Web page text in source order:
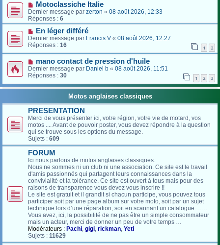
Motoclassiche Italie
Dernier message par zerton « 08 août 2026, 12:33
Réponses : 6
En léger différé
Dernier message par Francis V « 08 août 2026, 12:27
Réponses : 16 1 2
mano contact de pression d'huile
Dernier message par Daniel b « 08 août 2026, 11:51
Réponses : 30 1 2 3
Motos anglaises classiques
PRESENTATION
Merci de vous présenter ici, votre région, votre vie de motard, vos
motos .... Avant de pouvoir poster, vous devez répondre à la question
qui se trouve sous les options du message.
Sujets : 609
FORUM
Ici nous parlons de motos anglaises classiques.
Nous ne sommes ni un club ni une association. Ce site est le travail
d'amis passionnés qui partagent leurs connaissances dans la
convivialité et la tolérance. Ce site est ouvert à tous mais pour des
raisons de transparence vous devez vous inscrire !!
Le site est gratuit et il grandit si chacun participe, vous pouvez tous
participer soit par une page album sur votre moto, soit par un sujet
technique lors d’une réparation, soit en scannant un catalogue ……
Vous avez, ici, la possibilité de ne pas être un simple consommateur
mais un acteur, merci de donner un peu de votre temps …
Modérateurs : Pachi, gigi, rickman, Yeti
Sujets : 11629